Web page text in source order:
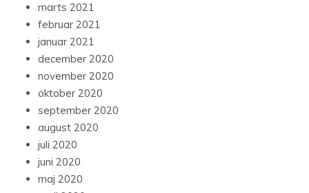
marts 2021
februar 2021
januar 2021
december 2020
november 2020
oktober 2020
september 2020
august 2020
juli 2020
juni 2020
maj 2020